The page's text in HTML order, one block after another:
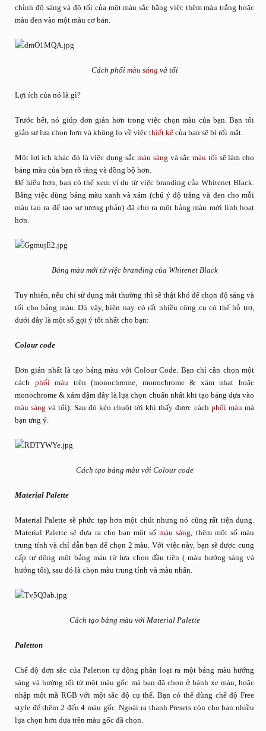
chỉnh độ sáng và độ tối của một màu sắc bằng việc thêm màu trắng hoặc
màu đen vào một màu cơ bản.
Cách phối màu sáng và tối
Lợi ích của nó là gì?
Trước hết, nó giúp đơn giản hơn trong việc chọn màu của bạn. Bạn tối
giản sự lựa chọn hơn và không lo về việc thiết kế của bạn sẽ bị rối mắt.
Một lợi ích khác đó là việc dụng sắcmàu sáng và sắcmàu tốisẽ làm cho
bảng màu của bạn rõ ràng và đồng bộ hơn.
Để hiểu hơn, bạn có thể xem ví dụ từ việc branding của Whitenet Black.
Bằng việc dùng bảng màu xanh và xám (chú ý độ trắng và đen cho mỗi
màu tạo ra để tạo sự tương phản) đã cho ra một bảng màu mới linh hoạt
hơn.
Bảng màu mới từ việc branding của Whitenet Black
Tuy nhiên, nếu chỉ sử dụng mắt thường thì sẽ thật khó để chọn độ sáng và
tối cho bảng màu. Dù vậy, hiện nay có rất nhiều công cụ có thể hỗ trợ,
dưới đây là một số gợi ý tốt nhất cho bạn:
Colour code
Đơn giản nhất là tạo bảng màu với Colour Code. Bạn chỉ cần chọn một
cách phối màu trên (monochrome, monochrome & xám nhạt hoặc
monochrome & xám đậm đây là lựa chọn chuẩn nhất khi tạo bảng dựa vào
màu sáng và tối). Sau đó kéo chuột tới khi thấy được cách phối màumà
bạn ưng ý.
Cách tạo bảng màu với Colour code
Material Palette
Material Palette sẽ phức tạp hơn một chút nhưng nó cũng rất tiện dụng.
Material Palette sẽ đưa ra cho bạn một sốmàu sáng, thêm một số màu
trung tính và chỉ dẫn bạn để chọn 2 màu. Với việc này, bạn sẽ được cung
cấp tự dộng một bảng màu từ lựa chọn đầu tiên ( màu hướng sáng và
hướng tối), sau đó là chọn màu trung tính và màu nhấn.
Cách tạo bảng màu với Material Palette
Paletton
Chế độ đơn sắc của Paletton tự động phân loại ra một bảng màu hướng
sáng và hướng tối từ một màu gốc mà bạn đã chọn ở bánh xe màu, hoặc
nhập một mã RGB với một sắc độ cụ thể. Bạn có thể dùng chế độ Free
style để thêm 2 đến 4 màu gốc. Ngoài ra thanh Presets còn cho bạn nhiều
lựa chọn hơn dựa trên màu gốc đã chọn.